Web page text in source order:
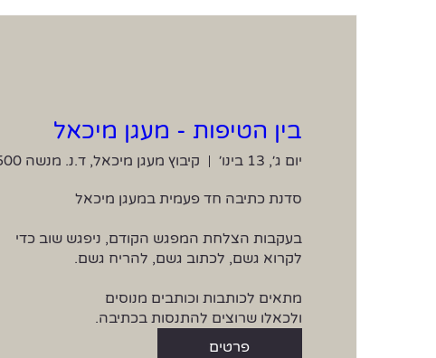
בין הטיפות - מעגן מיכאל
יום ג׳, 13 בינו׳ קיבוץ מעגן מיכאל, ד.נ. מנשה 3780500
ולכאלו שרוצים להתנסות בכתיבה.
פרטים